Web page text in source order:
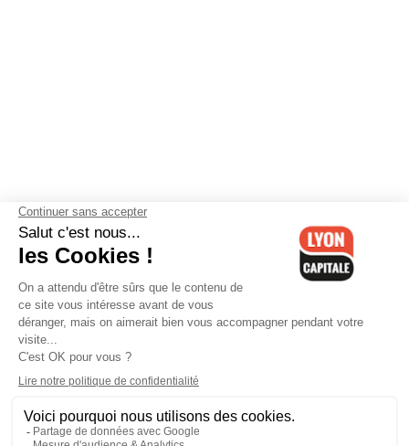
Contactez-nous-Mentions légales-CGV-Politique de